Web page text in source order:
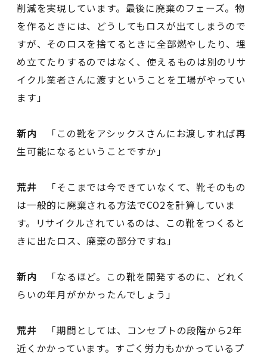
削減を実現しています。最後に廃棄のフェーズ。物
を作るときには、どうしてもロスが出てしまうので
すが、そのロスを捨てるときに全部燃やしたり、埋
め立てたりするのではなく、使えるものは別のリサ
イクル業者さんに渡すということを工場がやってい
ます」
新内 「この靴をアシックスさんにお渡しすれば再
生可能になるということですか」
荒井 「そこまでは今できていなくて、靴そのもの
は一般的に廃棄される方法でCO2を計算していま
す。リサイクルされているのは、この靴をつくると
きに出たロス、廃棄の部分ですね」
新内 「なるほど。この靴を開発するのに、どれく
らいの年月がかかったんでしょう」
荒井 「期間としては、コンセプトの段階から2年
近くかかっています。すごく労力もかかっているプ